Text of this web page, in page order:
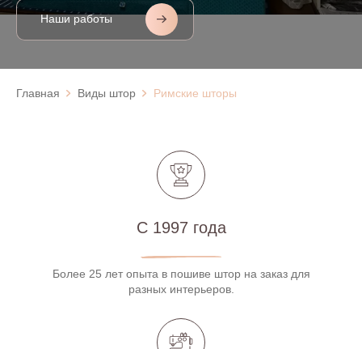
Наши работы
Главная Виды штор Римские шторы
С 1997 года
Более 25 лет опыта в пошиве штор на заказ для
разных интерьеров.